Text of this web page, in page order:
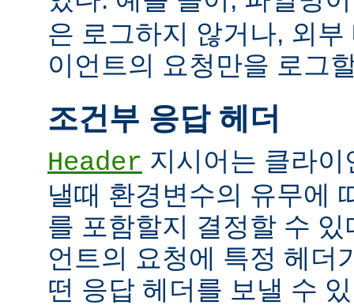
은 로그하지 않거나, 외
이언트의 요청만을 로그
조건부 응답 헤더
Header 지시어는 클라
낼때 환경변수의 유무에
를 포함할지 결정할 수
언트의 요청에 특정 헤더
떤 응답 헤더를 보낼 수